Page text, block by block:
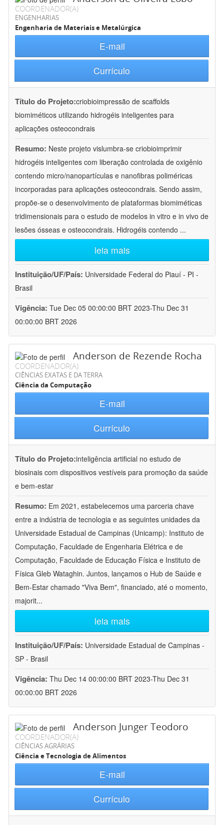
COORDENADOR(A)
ENGENHARIAS
Engenharia de Materiais e Metalúrgica
E-mail
Currículo
Título do Projeto:criobioimpressão de scaffolds
biomiméticos utilizando hidrogéis inteligentes para
aplicações osteocondrais
Resumo: Neste projeto vislumbra-se criobioimprimir
hidrogéis inteligentes com liberação controlada de oxigênio
contendo micro/nanopartículas e nanofibras poliméricas
incorporadas para aplicações osteocondrais. Sendo assim,
propõe-se o desenvolvimento de plataformas biomiméticas
tridimensionais para o estudo de modelos in vitro e in vivo de
lesões ósseas e osteocondrais. Hidrogéis contendo ...
leia mais
Instituição/UF/País: Universidade Federal do Piauí - PI -
Brasil
Vigência: Tue Dec 05 00:00:00 BRT 2023-Thu Dec 31
00:00:00 BRT 2026
Anderson de Rezende Rocha
COORDENADOR(A)
CIÊNCIAS EXATAS E DA TERRA
Ciência da Computação
E-mail
Currículo
Título do Projeto:inteligência artificial no estudo de
biosinais com dispositivos vestíveis para promoção da saúde
e bem-estar
Resumo: Em 2021, estabelecemos uma parceria chave
entre a indústria de tecnologia e as seguintes unidades da
Universidade Estadual de Campinas (Unicamp): Instituto de
Computação, Faculdade de Engenharia Elétrica e de
Computação, Faculdade de Educação Física e Instituto de
Física Gleb Wataghin. Juntos, lançamos o Hub de Saúde e
Bem-Estar chamado "Viva Bem", financiado, até o momento,
majorit...
leia mais
Instituição/UF/País: Universidade Estadual de Campinas -
SP - Brasil
Vigência: Thu Dec 14 00:00:00 BRT 2023-Thu Dec 31
00:00:00 BRT 2026
Anderson Junger Teodoro
COORDENADOR(A)
CIÊNCIAS AGRÁRIAS
Ciência e Tecnologia de Alimentos
E-mail
Currículo